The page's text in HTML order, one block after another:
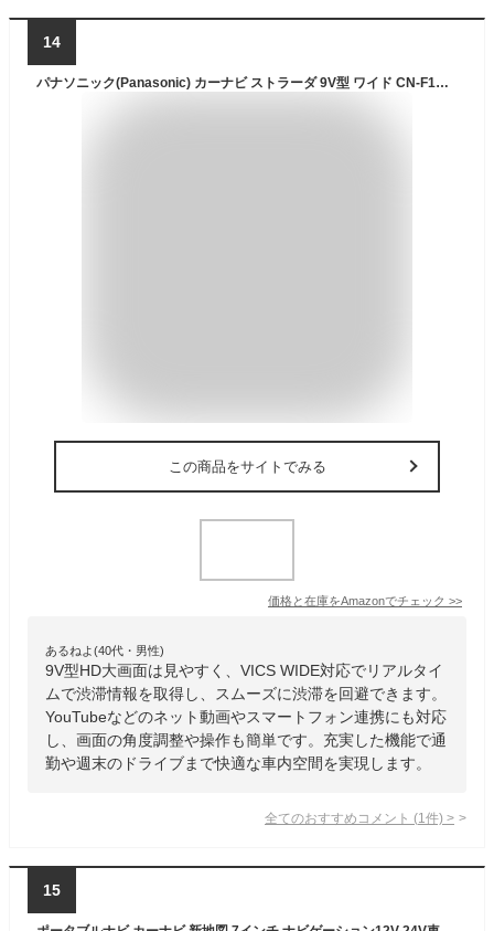
14
パナソニック(Panasonic) カーナビ ストラーダ 9V型 ワイド CN-F1D9C1D フルセグ ドラレコ連携 HD液晶搭載 全国市街地図に対応 Bluetooth接続 ネット動画対応
この商品をサイトでみる
価格と在庫をAmazonでチェック >>
あるねよ(40代・男性)
9V型HD大画面は見やすく、VICS WIDE対応でリアルタイ
ムで渋滞情報を取得し、スムーズに渋滞を回避できます。
YouTubeなどのネット動画やスマートフォン連携にも対応
し、画面の角度調整や操作も簡単です。充実した機能で通
勤や週末のドライブまで快適な車内空間を実現します。
全てのおすすめコメント (1 件) >
15